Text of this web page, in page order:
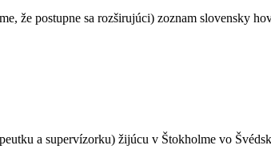
že postupne sa rozširujúci) zoznam slovensky
a supervízorku) žijúcu v Štokholme vo